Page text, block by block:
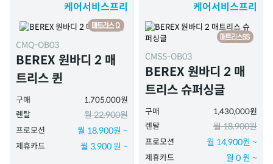
케어서비스프리
CMQ-OB03
BEREX 원바디 2 매
트리스 퀸
구매
1,705,000원
렌탈
월 22,900원
프로모션 월 18,900원 ~
제휴카드 월 3,900 원 ~
케어서비스프리
CMSS-OB03
BEREX 원바디 2 매
트리스 슈퍼싱글
구매
1,430,000원
렌탈
월 18,900원
프로모션 월 14,900원 ~
제휴카드 월 0 원 ~